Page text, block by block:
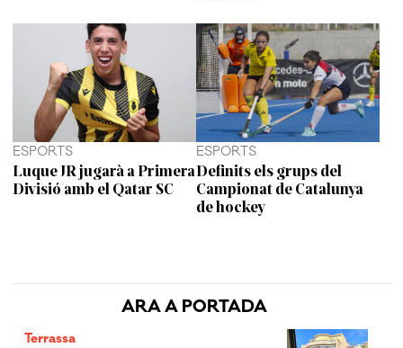
ARA A PORTADA
Terrassa
ESPORTS
Luque JR jugarà a Primera
Divisió amb el Qatar SC
ESPORTS
Definits els grups del
Campionat de Catalunya
de hockey